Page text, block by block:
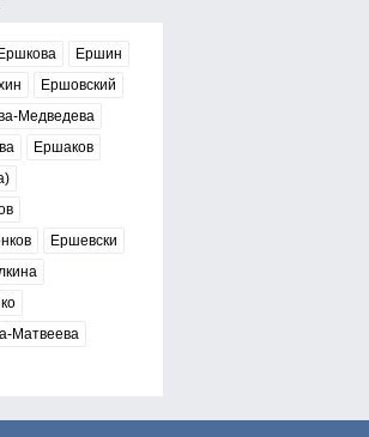
Ершкова
Ершин
Ершовский
Медведева
Ершаков
Ершевски
Матвеева